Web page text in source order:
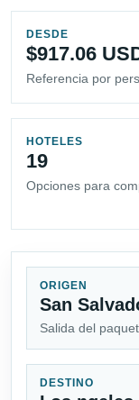
DESDE
$917.06
Referencia por
HOTELES
19
Opciones para
ORIGEN
San
Salida del
DESTINO